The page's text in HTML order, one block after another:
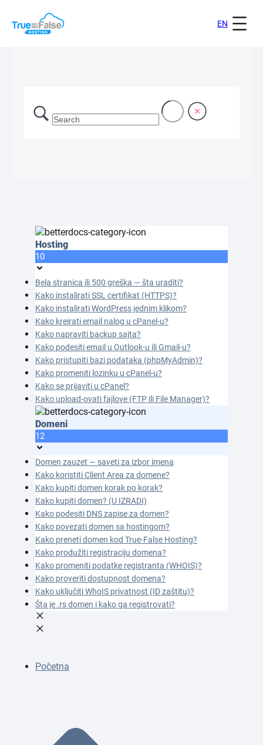
EN
Hosting
10
Bela stranica ili 500 greška — šta uraditi?
Kako instalirati SSL certifikat (HTTPS)?
Kako instalirati WordPress jednim klikom?
Kako kreirati email nalog u cPanel-u?
Kako napraviti backup sajta?
Kako podesiti email u Outlook-u ili Gmail-u?
Kako pristupiti bazi podataka (phpMyAdmin)?
Kako promeniti lozinku u cPanel-u?
Kako se prijaviti u cPanel?
Kako upload-ovati fajlove (FTP ili File Manager)?
Domeni
12
Domen zauzet — saveti za izbor imena
Kako koristiti Client Area za domene?
Kako kupiti domen korak po korak?
Kako kupiti domen? (U IZRADI)
Kako podesiti DNS zapise za domen?
Kako povezati domen sa hostingom?
Kako preneti domen kod True-False Hosting?
Kako produžiti registraciju domena?
Kako promeniti podatke registranta (WHOIS)?
Kako proveriti dostupnost domena?
Kako uključiti WhoIS privatnost (ID zaštitu)?
Šta je .rs domen i kako ga registrovati?
Početna